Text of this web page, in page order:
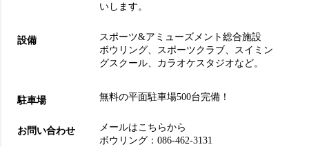
いします。
設備
スポーツ&アミューズメント総合施設
ボウリング
スポーツクラブ
スイミン
グスクール
カラオケスタジオなど。
駐車場 無料の平面駐車場500台完備！
お問い合わせ
メールはこちらから
ボウリング：086-462-3131